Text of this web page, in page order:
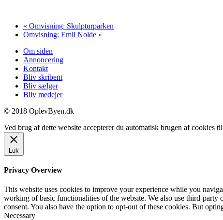
« Omvisning: Skulpturparken
Omvisning: Emil Nolde »
Om siden
Annoncering
Kontakt
Bliv skribent
Bliv sælger
Bliv medejer
© 2018 OplevByen.dk
Ved brug af dette website accepterer du automatisk brugen af cookies
Luk
Privacy Overview
This website uses cookies to improve your experience while you
working of basic functionalities of the website. We also use third-
consent. You also have the option to opt-out of these cookies. But
Necessary